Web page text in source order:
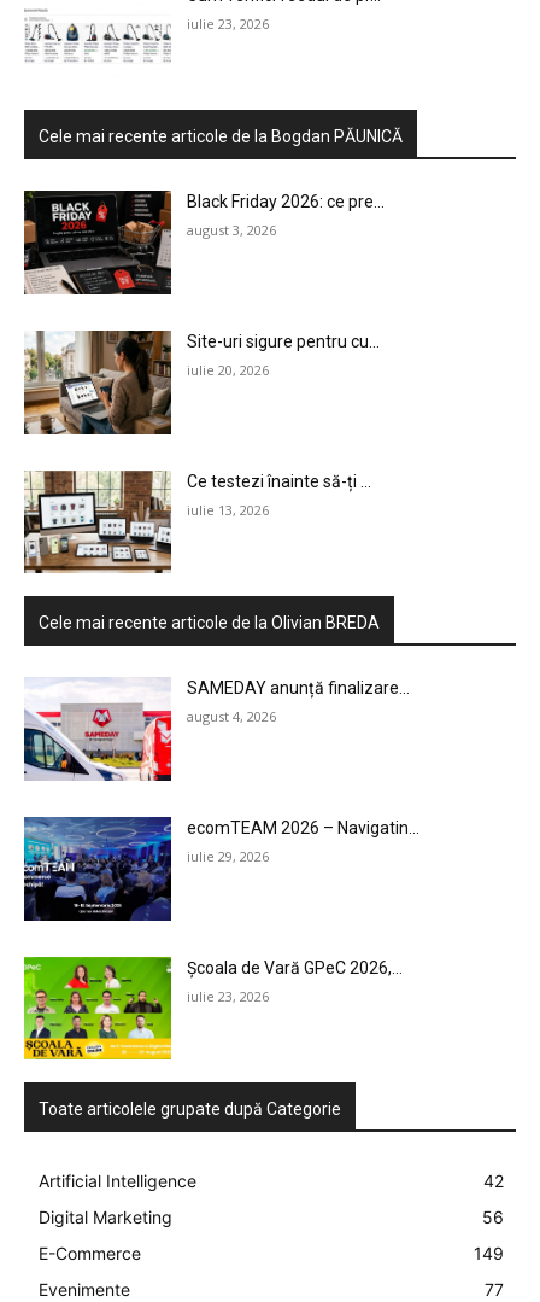
HOMEPAGE
NEWS
EVENIMENTE
MARKETING
AI
LEGAL & DP
STUDIES
CONTACT
iulie 23, 2026
Cele mai recente articole de la Bogdan PĂUNICĂ
Black Friday 2026: ce pre...
august 3, 2026
Site-uri sigure pentru cu...
iulie 20, 2026
Ce testezi înainte să-ți ...
iulie 13, 2026
Cele mai recente articole de la Olivian BREDA
SAMEDAY anunță finalizare...
august 4, 2026
ecomTEAM 2026 – Navigatin...
iulie 29, 2026
Școala de Vară GPeC 2026,...
iulie 23, 2026
Toate articolele grupate după Categorie
Artificial Intelligence
42
Digital Marketing
56
E-Commerce
149
Evenimente
77